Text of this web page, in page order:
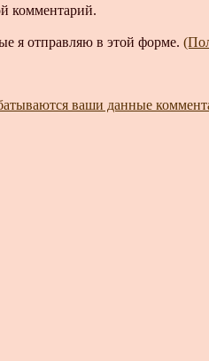
комментарий.
я отправляю в этой форме.
ваши данные